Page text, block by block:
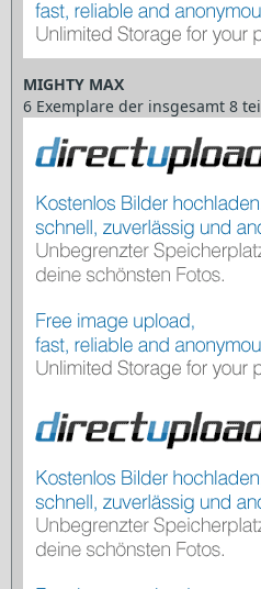
MIGHTY MAX
6 Exemplare der insgesamt 8